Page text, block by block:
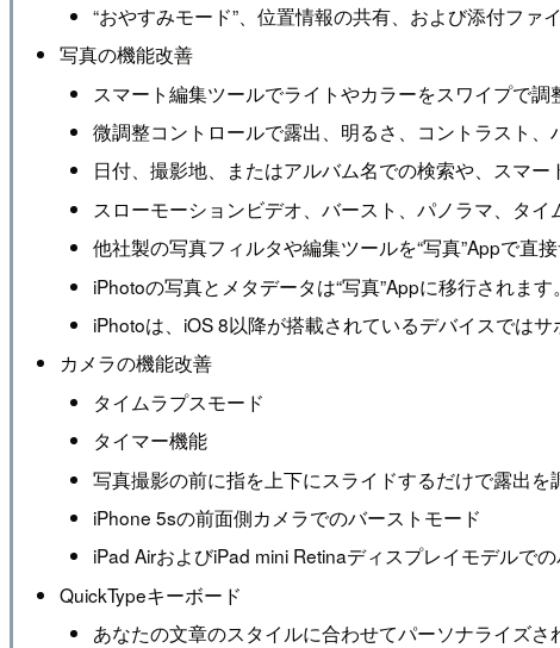
“おやすみモード”、位置情報の共有、および添付ファ
写真の機能改善
スマート編集ツールでライトやカラーをスワイプで調
微調整コントロールで露出、明るさ、コントラスト
日付、撮影地、またはアルバム名での検索や、スマー
スローモーションビデオ、バースト、パノラマ、タ
他社製の写真フィルタや編集ツールを“写真”Appで直
iPhotoの写真とメタデータは“写真”Appに移行されま
iPhotoは、iOS 8以降が搭載されているデバイスではサ
カメラの機能改善
タイムラプスモード
タイマー機能
写真撮影の前に指を上下にスライドするだけで露出を
iPhone 5sの前面側カメラでのバーストモード
iPad AirおよびiPad mini Retinaディスプレイモデルで
QuickTypeキーボード
あなたの文章のスタイルに合わせてパーソナライズ